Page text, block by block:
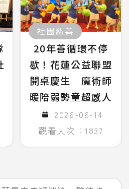
社團慈善
20年善循環不停
歇！花蓮公益聯盟
開桌慶生 魔術師
暖陪弱勢童超感人
2026-06-14
觀看人次：1837